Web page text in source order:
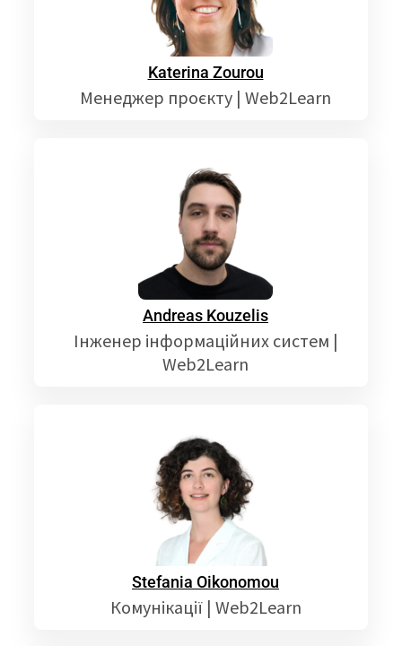
Katerina Zourou
Менеджер проєкту | Web2Learn
Andreas Kouzelis
Інженер інформаційних систем |
Web2Learn
Stefania Oikonomou
Комунікації | Web2Learn